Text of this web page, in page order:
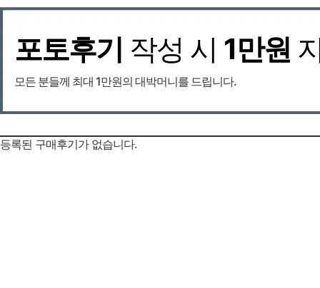
포토후기 작성 시 1만원
모든 분들께 최대 1만원의 대박머니를 드립니다.
등록된 구매후기가 없습니다.